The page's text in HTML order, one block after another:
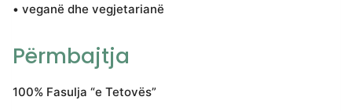
• veganë dhe vegjetarianë
Përmbajtja
100% Fasulja “e Tetovës”